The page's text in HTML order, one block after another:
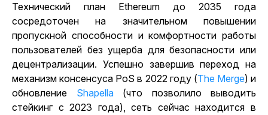
Технический план Ethereum до 2035 года
сосредоточен на значительном повышении
пропускной способности и комфортности работы
пользователей без ущерба для безопасности или
децентрализации. Успешно завершив переход на
механизм консенсуса PoS в 2022 году (The Merge) и
обновление Shapella(что позволило выводить
стейкинг с 2023 года), сеть сейчас находится в